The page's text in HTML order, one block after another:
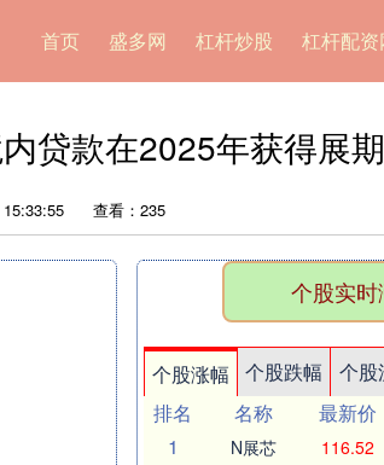
首页 盛多网 杠杆炒股 杠杆配资
贷款在2025年获得展期
查看：235
个股实
个股涨幅 个股跌幅 个股
排名
名称 最新价
1
N展芯 116.52